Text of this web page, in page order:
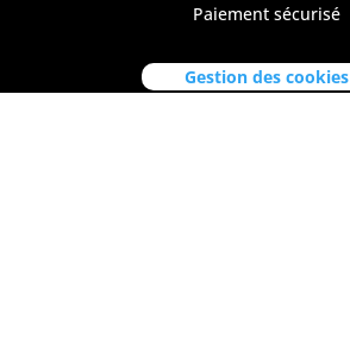
Paiement sécurisé
Gestion des cookies